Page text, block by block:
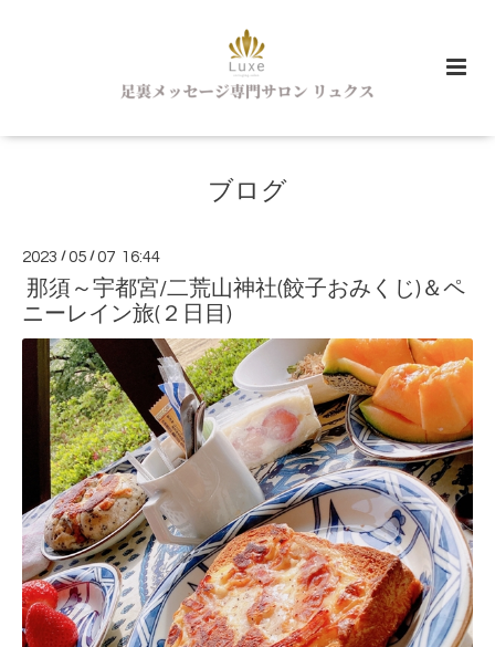
ブログ
2023 /05 /07 16:44
那須～宇都宮/二荒山神社(餃子おみくじ)＆ペ
ニーレイン旅(２日目)